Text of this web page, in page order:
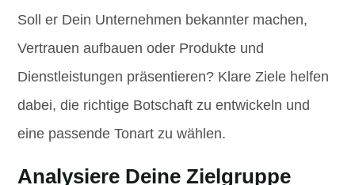
Soll er Dein Unternehmen bekannter machen,
Vertrauen aufbauen oder Produkte und
Dienstleistungen präsentieren? Klare Ziele helfen
dabei, die richtige Botschaft zu entwickeln und
eine passende Tonart zu wählen.
Analysiere Deine Zielgruppe